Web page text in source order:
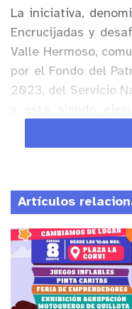
La iniciativa,
Encrucijadas y
Valle Hermoso,
por el Fondo del
2023, del Servicio
Profesionales para
15.
El alcalde de la
se mostró muy
cultural. “Este es
nuevamente a
comuna y a la
especialmente.
Artículos